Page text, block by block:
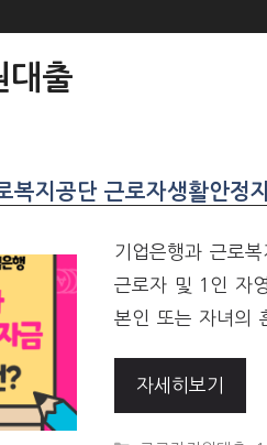
대출
복지공단 근로자생활안정
기업은행과 근로
근로자 및 1인 자
본인 또는 자녀의
자세히보기